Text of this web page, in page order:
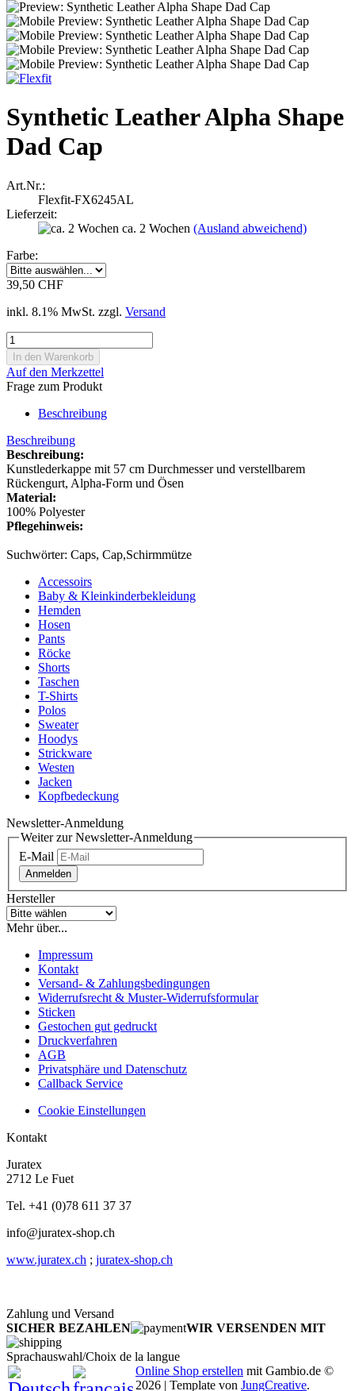
Synthetic Leather Alpha Shape
Dad Cap
Art.Nr.:
Flexfit-FX6245AL
Lieferzeit:
ca. 2 Wochen (Ausland abweichend)
Farbe:
39,50 CHF
inkl. 8.1% MwSt. zzgl. Versand
Auf den Merkzettel
Frage zum Produkt
Beschreibung
Beschreibung
Beschreibung:
Kunstlederkappe mit 57 cm Durchmesser und verstellbarem
Rückengurt, Alpha-Form und Ösen
Material:
100% Polyester
Pflegehinweis:
Suchwörter: Caps, Cap,Schirmmütze
Accessoirs
Baby & Kleinkinderbekleidung
Hemden
Hosen
Pants
Röcke
Shorts
Taschen
T-Shirts
Polos
Sweater
Hoodys
Strickware
Westen
Jacken
Kopfbedeckung
Newsletter-Anmeldung
Weiter zur Newsletter-Anmeldung
E-Mail
Anmelden
Hersteller
Mehr über...
Impressum
Kontakt
Versand- & Zahlungsbedingungen
Widerrufsrecht & Muster-Widerrufsformular
Sticken
Gestochen gut gedruckt
Druckverfahren
AGB
Privatsphäre und Datenschutz
Callback Service
Cookie Einstellungen
Kontakt
Juratex
2712 Le Fuet
Tel. +41 (0)78 611 37 37
info@juratex-shop.ch
www.juratex.ch ; juratex-shop.ch
Zahlung und Versand
SICHER BEZAHLEN
WIR VERSENDEN MIT
Sprachauswahl/Choix de la langue
Online Shop erstellen mit Gambio.de ©
2026 | Template von JungCreative.